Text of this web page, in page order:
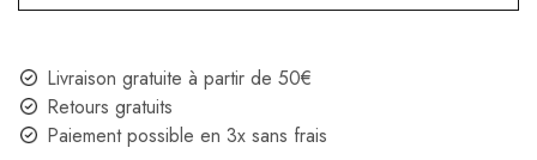
Livraison gratuite à partir de 50€
Retours gratuits
Paiement possible en 3x sans frais